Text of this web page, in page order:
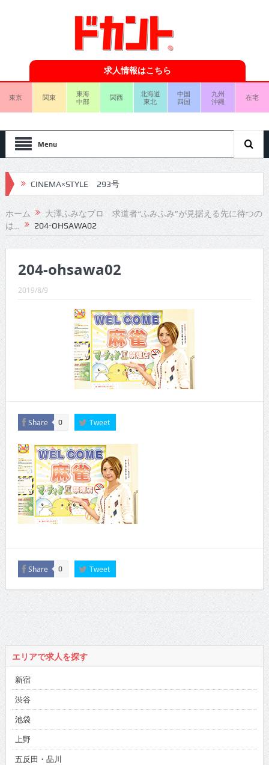
求人情報はこちら
東京 関東
東海
中部
関西
北海道
東北
中国
四国
九州
沖縄
在宅
Menu
CINEMA×STYLE 293号
CINEMA×STYLE 292号
CINEMA×STYLE 291号
CINEMA×STYLE 289号
CINEMA×STYLE 287号
CINEMA×STYLE 286号
CINEMA×STYLE 285号
CINEMA×STYLE 294号
ホーム
大澤ふみなプロ 求道者“ふみふみ”が見据える先に待つの
は…
204-OHSAWA02
204-ohsawa02
2019/8/9
Share 0 Tweet
Share 0 Tweet
エリアで求人を探す
新宿
渋谷
池袋
上野
五反田・品川